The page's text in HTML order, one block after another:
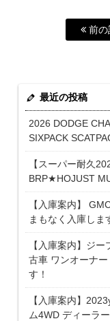
前の
最近の投稿
2026 DODGE
SIXPACK
【スーパー耐久
BRP★HOJUST
【入庫案内】
まもなく入庫しま
【入庫案内】ジ
古車 ワンオーナ
す！
【入庫案内】
ム4WD ディーラ